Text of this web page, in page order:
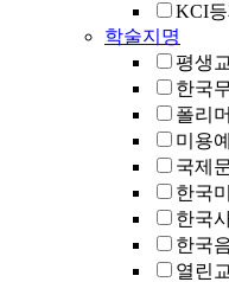
KCI
학술지명
평생
한국
폴리머
미용
국제
한국
한국
한국
열린